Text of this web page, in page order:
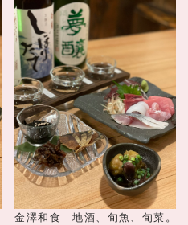
金澤和食 地酒、旬魚、旬菜。